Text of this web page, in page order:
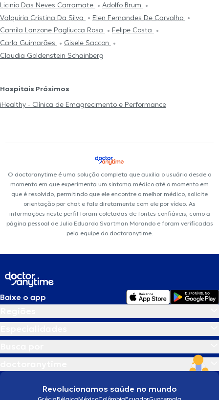
Licinio Das Neves Carramate
Adolfo Brum
Valquiria Cristina Da Silva
Elen Fernandes De Carvalho
Camila Lanzone Pagliucca Rosa
Felipe Costa
Carla Guimarães
Gisele Saccon
Claudia Goldenstein Schainberg
Hospitais Próximos
iHealthy - Clínica de Emagrecimento e Performance
O doctoranytime é uma solução completa que auxilia o usuário desde o
momento em que experimenta um sintoma médico até o momento em
que é resolvido, permitindo que ele encontre o melhor médico, solicite
orientação por chat e fale diretamente com ele por vídeo. As
informações neste perfil foram coletadas de fontes confiáveis, como a
página pessoal de Julio Eduardo Svartman Morando e foram verificadas
pela equipe do doctoranytime.
Baixe o app
Revolucionamos saúde no mundo